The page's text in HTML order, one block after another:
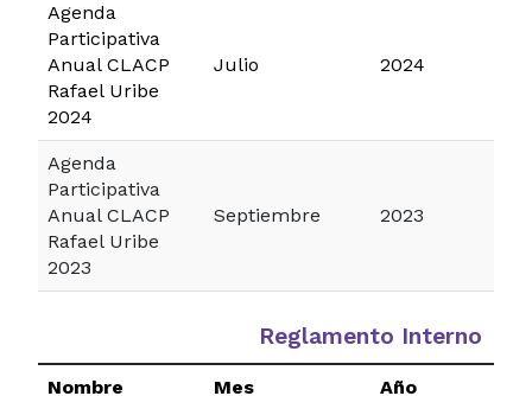
Agenda
Participativa
Anual CLACP
Rafael Uribe
2024
Julio 2024
Agenda
Participativa
Anual CLACP
Rafael Uribe
2023
Septiembre 2023
Reglamento Interno
Nombre Mes Año